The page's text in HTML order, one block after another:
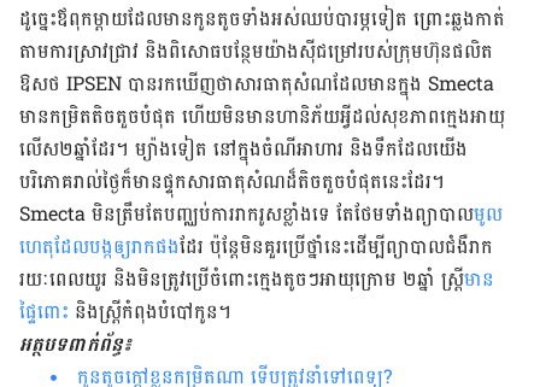
ដូច្នេះ​ឪពុក​ម្តាយ​ដែល​មាន​កូន​តូច​ទាំង​អស់​ឈប់​បារម្ភ​ទៀត ព្រោះ​ឆ្លង​កាត់​
តាម​ការ​ស្រាវ​ជា្រវ និង​ពិសោធ​បន្ថែម​យ៉ាង​ស៊ី​ជម្រៅ​របស់​ក្រុមហ៊ុន​ផលិត​
ឱសថ IPSEN បាន​រក​ឃើញ​ថា​សារធាតុ​សំណ​ដែល​មាន​ក្នុង Smecta
មាន​កម្រិត​តិចតួច​បំផុត ហើយ​មិន​មាន​ហានិភ័យ​អ្វី​ដល់​សុខភាព​ក្មេង​អាយុ​
លើស​២​ឆ្នាំដែរ។ ម្យ៉ាង​ទៀត នៅ​ក្នុង​ចំណី​អាហារ និង​ទឹក​ដែល​យើង​
បរិភោគ​រាល់​ថ្ងៃ​ក៏​មាន​ផ្ទុក​សារធាតុ​សំណ​ដ៏​តិច​តួច​បំផុត​នេះ​ដែរ។
Smecta មិន​ត្រឹម​តែ​បញ្ឈប់​ការ​រាករូស​ខ្លាំង​ទេ តែ​ថែម​ទាំង​ព្យាបាល​មូល
ហេតុ​ដែល​បង្ក​ឲ្យ​រាក​ផង​ដែរ ប៉ុន្ដែ​​មិន​​គួរ​​ប្រើ​​ថ្នាំ​​នេះដើម្បី​ព្យាបាល​​ជំងឺ​រាក​
រយៈពេល​យូរ​ និង​មិនត្រូវ​​ប្រើ​ចំពោះ​ក្មេង​តូចៗអាយុ​ក្រោម ២ឆ្នាំ ​ស្រ្ដី​មាន​
ផ្ទៃពោះ និងស្ត្រី​​កំពុង​បំបៅ​កូន។
អត្ថបទពាក់ព័ន្ធ៖
កូនតូចក្តៅខ្លួនកម្រិតណា ទើបត្រូវនាំទៅពេទ្យ?